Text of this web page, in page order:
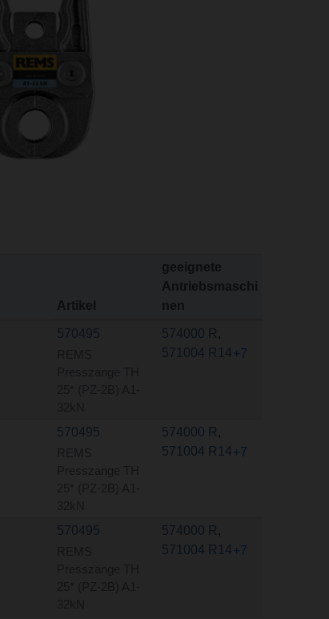
Artikel
geeignete
Antriebsmaschi
nen
570495 574000 R ,
571004 R14+7
570495 574000 R ,
571004 R14+7
570495 574000 R ,
571004 R14+7